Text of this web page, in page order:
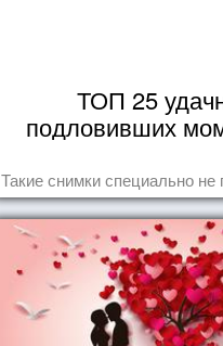
ТОП 25
подловивших
Такие снимки специально